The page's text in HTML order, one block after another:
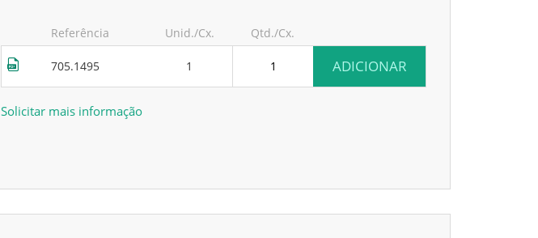
Referência Unid./Cx. Qtd./Cx.
705.1495 1 ADICIONAR
Solicitar mais informação